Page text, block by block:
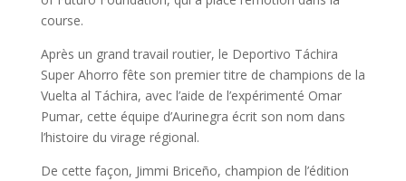
course.
Après un grand travail routier, le Deportivo Táchira
Super Ahorro fête son premier titre de champions de la
Vuelta al Táchira, avec l’aide de l’expérimenté Omar
Pumar, cette équipe d’Aurinegra écrit son nom dans
l’histoire du virage régional.
De cette façon, Jimmi Briceño, champion de l’édition